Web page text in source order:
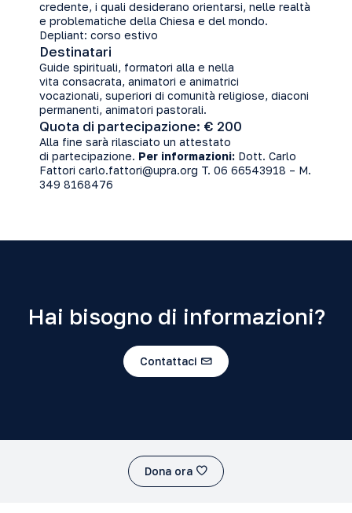
credente, i quali desiderano orientarsi, nelle realtà
e problematiche della Chiesa e del mondo.
Depliant: corso estivo
Destinatari
Guide spirituali, formatori alla e nella
vita consacrata, animatori e animatrici
vocazionali, superiori di comunità religiose, diaconi
permanenti, animatori pastorali.
Quota di partecipazione: € 200
Alla fine sarà rilasciato un attestato
di partecipazione. Per informazioni: Dott. Carlo
Fattori carlo.fattori@upra.org T. 06 66543918 – M.
349 8168476
Hai bisogno di informazioni?
Contattaci
Dona ora